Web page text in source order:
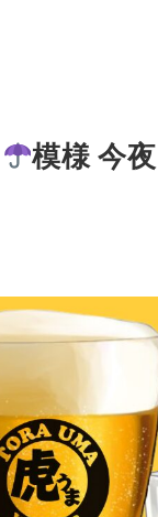
模様 今